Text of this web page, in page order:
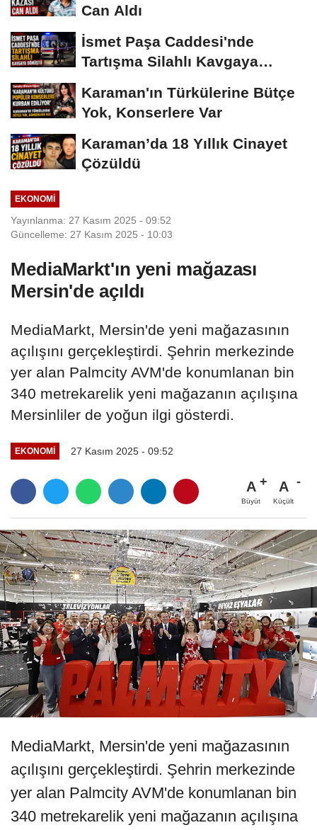
Can Aldı
İsmet Paşa Caddesi'nde
Tartışma Silahlı Kavgaya
Karaman'ın Türkülerine Bütçe
Yok, Konserlere Var
Karaman’da 18 Yıllık Cinayet
Çözüldü
EKONOMI
Yayınlanma: 27 Kasım 2025 - 09:52
Güncelleme: 27 Kasım 2025 - 10:03
MediaMarkt'ın yeni mağazası
Mersin'de açıldı
MediaMarkt, Mersin'de yeni mağazasının
açılışını gerçekleştirdi. Şehrin merkezinde
yer alan Palmcity AVM'de konumlanan bin
340 metrekarelik yeni mağazanın açılışına
Mersinliler de yoğun ilgi gösterdi.
EKONOMI 27 Kasım 2025 - 09:52
A
Büyüt
A
Küçült
MediaMarkt, Mersin'de yeni mağazasının
açılışını gerçekleştirdi. Şehrin merkezinde
yer alan Palmcity AVM'de konumlanan bin
340 metrekarelik yeni mağazanın açılışına